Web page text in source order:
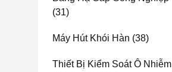
(31)
Máy Hút Khói Hàn (38)
Thiết Bị Kiểm Soát Ô Nhiễm